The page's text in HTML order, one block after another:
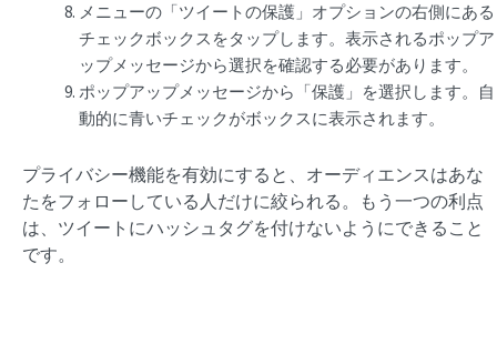
メニューの「ツイートの保護」オプションの右側にある
チェックボックスをタップします。表示されるポップア
ップメッセージから選択を確認する必要があります。
ポップアップメッセージから「保護」を選択します。自
動的に青いチェックがボックスに表示されます。
プライバシー機能を有効にすると、オーディエンスはあな
たをフォローしている人だけに絞られる。もう一つの利点
は、ツイートにハッシュタグを付けないようにできること
です。